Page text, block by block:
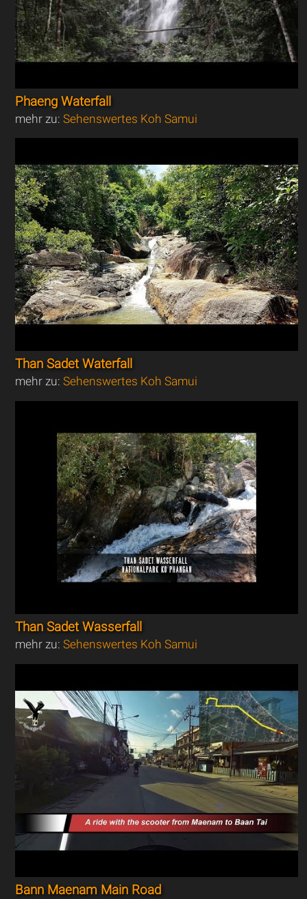
Phaeng Waterfall
mehr zu:Sehenswertes Koh Samui
Than Sadet Waterfall
mehr zu:Sehenswertes Koh Samui
Than Sadet Wasserfall
mehr zu:Sehenswertes Koh Samui
Bann Maenam Main Road